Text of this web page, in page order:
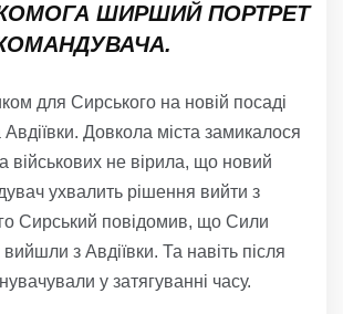
ШИРШИЙ ПОРТРЕТ
для Сирського на новій посаді
Довкола міста замикалося
військових не вірила, що новий
ухвалить рішення вийти з
Сирський повідомив, що Сили
з Авдіївки. Та навіть після
у затягуванні часу.